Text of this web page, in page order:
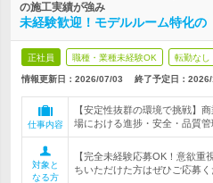
の施工実績が強み
未経験歓迎！モデルルーム特化の
正社員 職種・業種未経験OK 転勤なし
情報更新日：2026/07/03 終了予定日：
仕事内容
【安定性抜群の環境で挑戦】
場における進捗・安全・品質管
対象と
なる方
【完全未経験応募OK！意欲
ちいただけた方はぜひご応募